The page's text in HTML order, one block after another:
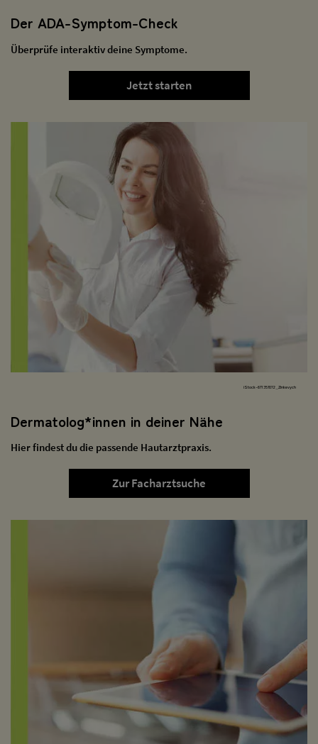
Der ADA-Symptom-Check
Überprüfe interaktiv deine Symptome.
Jetzt starten
iStock-671357072_Zinkevych
Dermatolog*innen in deiner Nähe
Hier findest du die passende Hautarztpraxis.
Zur Facharztsuche